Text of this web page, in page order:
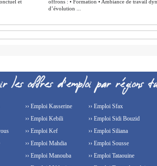
et
offrons : • Formation • Ambiance de travail
d’évolution ...
›› Emploi Kasserine
›› Emploi Kebili
›› Emploi Kef
›› Emploi Mahdia
›› Emploi Manouba
›› Emploi Sfax
›› Emploi Sidi Bouzid
›› Emploi Siliana
›› Emploi Sousse
›› Emploi Tataouine